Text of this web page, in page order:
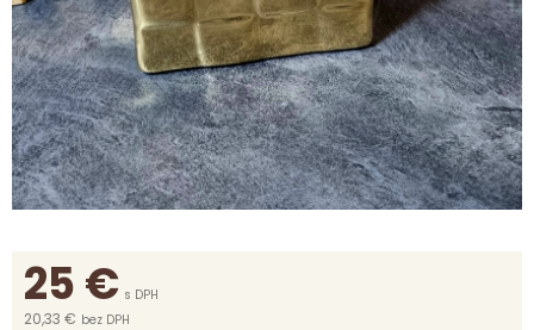
25€ s DPH
20,33 € bez DPH